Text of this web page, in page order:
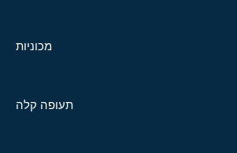
מכוניות
תעופה קלה